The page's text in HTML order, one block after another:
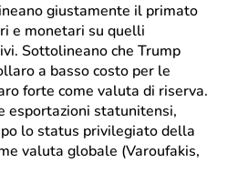
giustamente il primato
e monetari su quelli
Sottolineano che Trump
a basso costo per le
forte come valuta di riserva.
esportazioni statunitensi,
lo status privilegiato della
valuta globale (Varoufakis,